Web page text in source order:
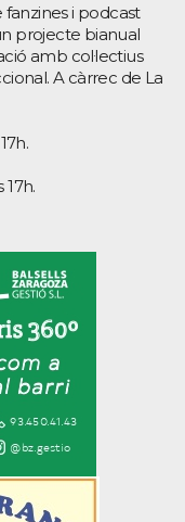
i podcast
projecte bianual
amb col·lectius
A càrrec de La